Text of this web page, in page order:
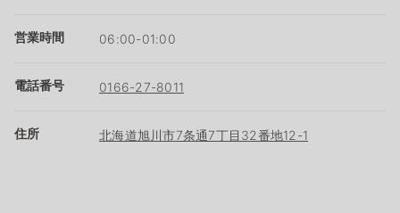
営業時間 06:00-01:00
電話番号 0166-27-8011
住所 北海道旭川市7条通7丁目32番地12-1